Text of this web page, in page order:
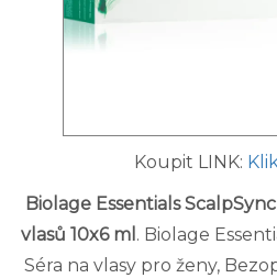
Koupit LINK:
Biolage Essentials
vlasů 10x6 ml . Biolage
Séra na vlasy pro ženy,